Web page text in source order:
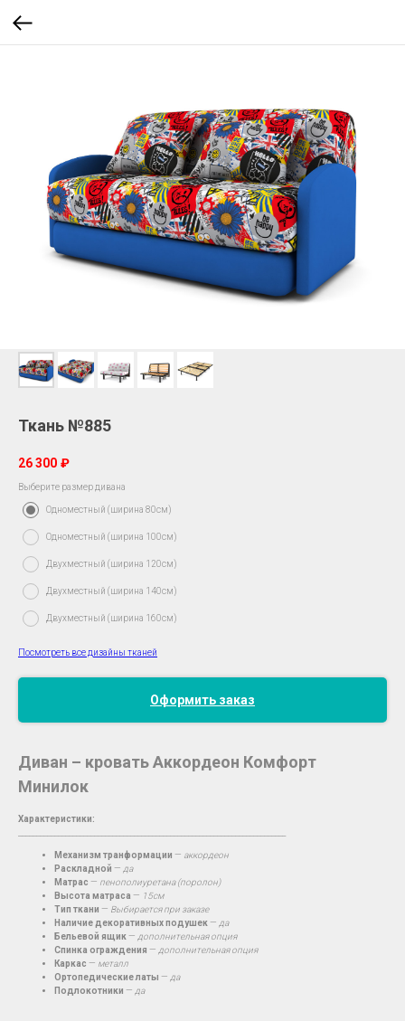
Ткань №885
26 300 ₽
Выберите размер дивана
Одноместный (ширина 80см)
Одноместный (ширина 100см)
Двухместный (ширина 120см)
Двухместный (ширина 140см)
Двухместный (ширина 160см)
Посмотреть все дизайны тканей
Оформить заказ
Диван – кровать Аккордеон Комфорт
Минилок
Характеристики:
Механизм транформации — аккордеон
Раскладной — да
Матрас — пенополиуретана (поролон)
Высота матраса — 15см
Тип ткани — Выбирается при заказе
Наличие декоративных подушек — да
Бельевой ящик — дополнительная опция
Спинка ограждения — дополнительная опция
Каркас — металл
Ортопедические латы — да
Подлокотники — да